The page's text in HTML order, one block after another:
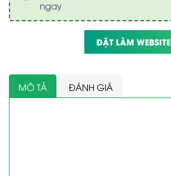
ngay
ĐẶT LÀM WEBSITE
MÔ TẢ ĐÁNH GIÁ